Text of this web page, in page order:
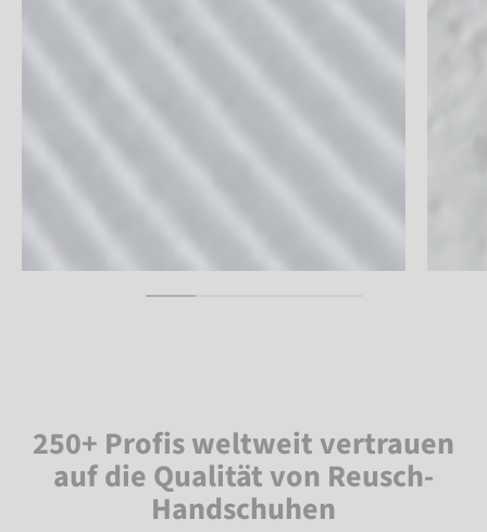
250+ Profis weltweit vertrauen
auf die Qualität von Reusch-
Handschuhen